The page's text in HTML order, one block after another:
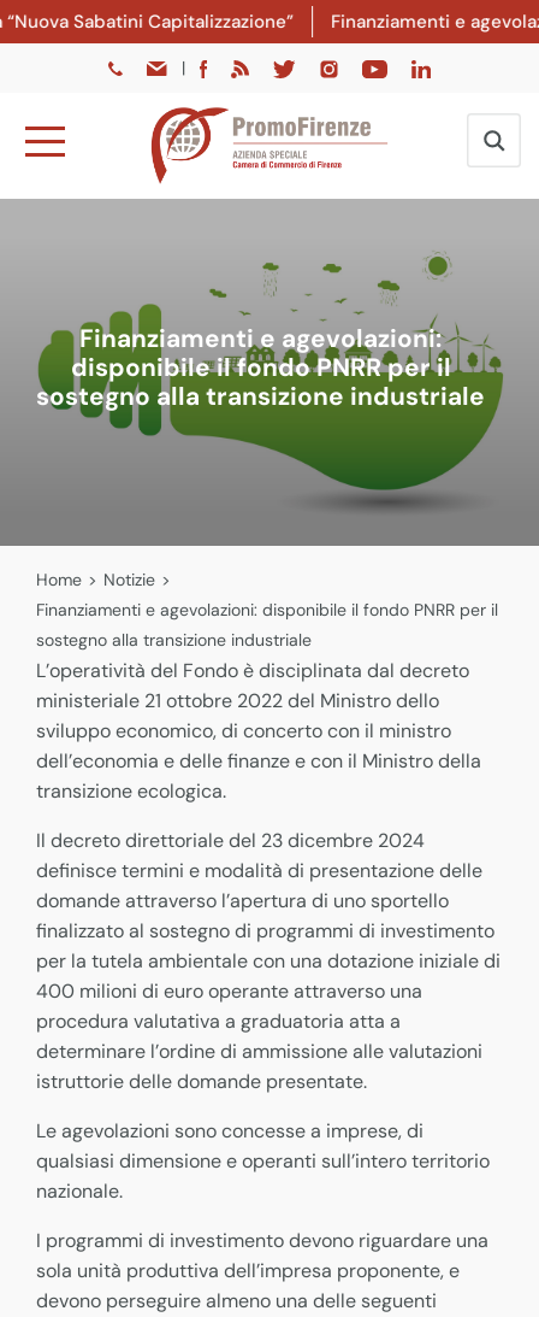
Sabatini Capitalizzazione” Finanziamenti e
|
Finanziamenti e agevolazioni:
disponibile il fondo PNRR per il
sostegno alla transizione industriale
Home > Notizie >
Finanziamenti e agevolazioni: disponibile il fondo PNRR per il
sostegno alla transizione industriale
L’operatività del Fondo è disciplinata dal decreto
ministeriale 21 ottobre 2022 del Ministro dello
sviluppo economico, di concerto con il ministro
dell’economia e delle finanze e con il Ministro della
transizione ecologica.
Il decreto direttoriale del 23 dicembre 2024
definisce termini e modalità di presentazione delle
domande attraverso l’apertura di uno sportello
finalizzato al sostegno di programmi di investimento
per la tutela ambientale con una dotazione iniziale di
400 milioni di euro operante attraverso una
procedura valutativa a graduatoria atta a
determinare l’ordine di ammissione alle valutazioni
istruttorie delle domande presentate.
Le agevolazioni sono concesse a imprese, di
qualsiasi dimensione e operanti sull’intero territorio
nazionale.
I programmi di investimento devono riguardare una
sola unità produttiva dell’impresa proponente, e
devono perseguire almeno una delle seguenti